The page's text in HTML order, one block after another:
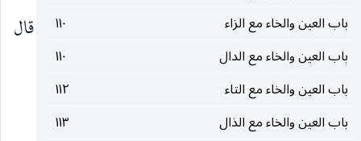
باب العين والخاء مع الزاء
١١٠
باب العين والخاء مع الدال
١١٠
باب العين والخاء مع التاء
١١٢
باب العين والخاء مع الذال
١١٣
وقال الليث : ويكون
من النجائب أيضاً قال
: والعُنجُج: الضَّيْمُرَانُ من الرَّياحين.
قلت : لم أسمعه لغيره.